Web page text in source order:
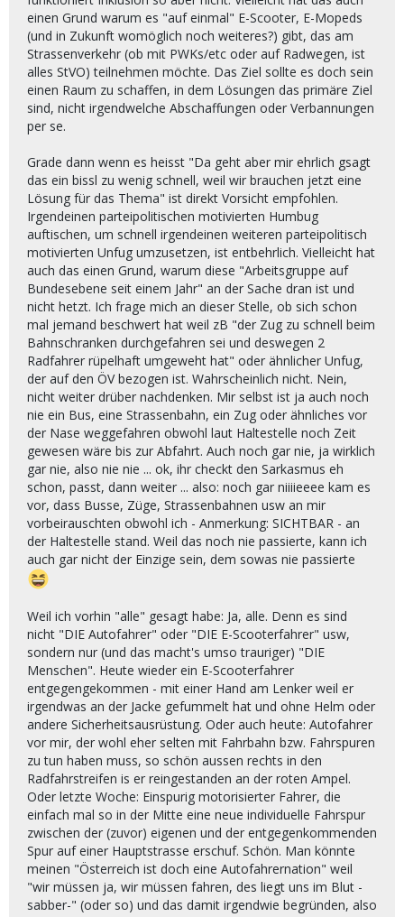
einen Grund warum es "auf einmal" E-Scooter, E-Mopeds
(und in Zukunft womöglich noch weiteres?) gibt, das am
Strassenverkehr (ob mit PWKs/etc oder auf Radwegen, ist
alles StVO) teilnehmen möchte. Das Ziel sollte es doch sein
einen Raum zu schaffen, in dem Lösungen das primäre Ziel
sind, nicht irgendwelche Abschaffungen oder Verbannungen
per se.
Grade dann wenn es heisst "Da geht aber mir ehrlich gsagt
das ein bissl zu wenig schnell, weil wir brauchen jetzt eine
Lösung für das Thema" ist direkt Vorsicht empfohlen.
Irgendeinen parteipolitischen motivierten Humbug
auftischen, um schnell irgendeinen weiteren parteipolitisch
motivierten Unfug umzusetzen, ist entbehrlich. Vielleicht hat
auch das einen Grund, warum diese "Arbeitsgruppe auf
Bundesebene seit einem Jahr" an der Sache dran ist und
nicht hetzt. Ich frage mich an dieser Stelle, ob sich schon
mal jemand beschwert hat weil zB "der Zug zu schnell beim
Bahnschranken durchgefahren sei und deswegen 2
Radfahrer rüpelhaft umgeweht hat" oder ähnlicher Unfug,
der auf den ÖV bezogen ist. Wahrscheinlich nicht. Nein,
nicht weiter drüber nachdenken. Mir selbst ist ja auch noch
nie ein Bus, eine Strassenbahn, ein Zug oder ähnliches vor
der Nase weggefahren obwohl laut Haltestelle noch Zeit
gewesen wäre bis zur Abfahrt. Auch noch gar nie, ja wirklich
gar nie, also nie nie ... ok, ihr checkt den Sarkasmus eh
schon, passt, dann weiter ... also: noch gar niiiieeee kam es
vor, dass Busse, Züge, Strassenbahnen usw an mir
vorbeirauschten obwohl ich - Anmerkung: SICHTBAR - an
der Haltestelle stand. Weil das noch nie passierte, kann ich
auch gar nicht der Einzige sein, dem sowas nie passierte
Weil ich vorhin "alle" gesagt habe: Ja, alle. Denn es sind
nicht "DIE Autofahrer" oder "DIE E-Scooterfahrer" usw,
sondern nur (und das macht's umso trauriger) "DIE
Menschen". Heute wieder ein E-Scooterfahrer
entgegengekommen - mit einer Hand am Lenker weil er
irgendwas an der Jacke gefummelt hat und ohne Helm oder
andere Sicherheitsausrüstung. Oder auch heute: Autofahrer
vor mir, der wohl eher selten mit Fahrbahn bzw. Fahrspuren
zu tun haben muss, so schön aussen rechts in den
Radfahrstreifen is er reingestanden an der roten Ampel.
Oder letzte Woche: Einspurig motorisierter Fahrer, die
einfach mal so in der Mitte eine neue individuelle Fahrspur
zwischen der (zuvor) eigenen und der entgegenkommenden
Spur auf einer Hauptstrasse erschuf. Schön. Man könnte
meinen "Österreich ist doch eine Autofahrernation" weil
"wir müssen ja, wir müssen fahren, des liegt uns im Blut -
sabber-" (oder so) und das damit irgendwie begründen, also